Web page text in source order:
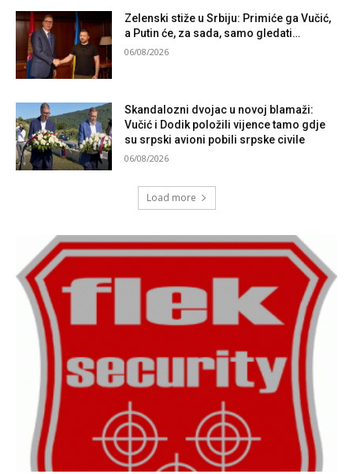
Zelenski stiže u Srbiju: Primiće ga Vučić,
a Putin će, za sada, samo gledati…
06/08/2026
Skandalozni dvojac u novoj blamaži:
Vučić i Dodik položili vijence tamo gdje
su srpski avioni pobili srpske civile
06/08/2026
Load more